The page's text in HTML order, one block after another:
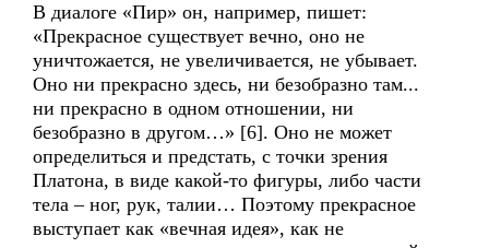
В диалоге «Пир» он, например, пишет:
«Прекрасное существует вечно, оно не
уничтожается, не увеличивается, не убывает.
Оно ни прекрасно здесь, ни безобразно там...
ни прекрасно в одном отношении, ни
безобразно в другом…» [6]. Оно не может
определиться и предстать, с точки зрения
Платона, в виде какой-то фигуры, либо части
тела – ног, рук, талии… Поэтому прекрасное
выступает как «вечная идея», как не